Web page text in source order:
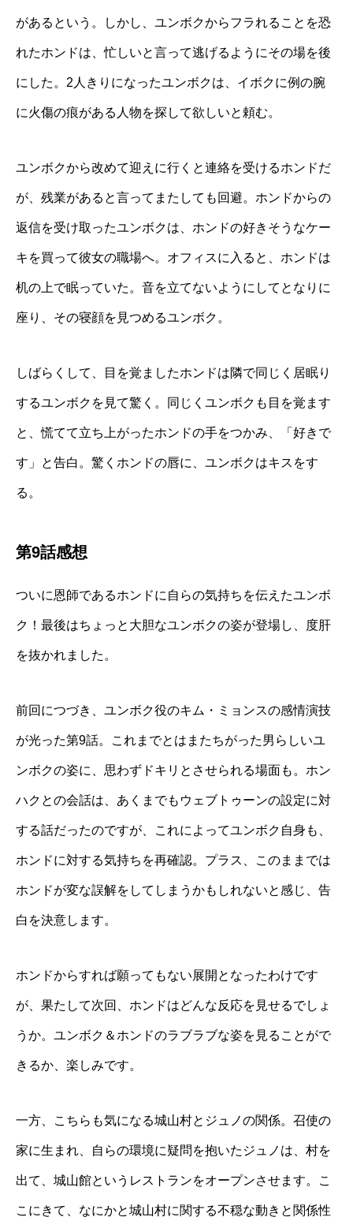
があるという。しかし、ユンボクからフラれることを恐
れたホンドは、忙しいと言って逃げるようにその場を後
にした。2人きりになったユンボクは、イボクに例の腕
に火傷の痕がある人物を探して欲しいと頼む。
ユンボクから改めて迎えに行くと連絡を受けるホンドだ
が、残業があると言ってまたしても回避。ホンドからの
返信を受け取ったユンボクは、ホンドの好きそうなケー
キを買って彼女の職場へ。オフィスに入ると、ホンドは
机の上で眠っていた。音を立てないようにしてとなりに
座り、その寝顔を見つめるユンボク。
しばらくして、目を覚ましたホンドは隣で同じく居眠り
するユンボクを見て驚く。同じくユンボクも目を覚ます
と、慌てて立ち上がったホンドの手をつかみ、「好きで
す」と告白。驚くホンドの唇に、ユンボクはキスをす
る。
第9話感想
ついに恩師であるホンドに自らの気持ちを伝えたユンボ
ク！最後はちょっと大胆なユンボクの姿が登場し、度肝
を抜かれました。
前回につづき、ユンボク役のキム・ミョンスの感情演技
が光った第9話。これまでとはまたちがった男らしいユ
ンボクの姿に、思わずドキリとさせられる場面も。ホン
ハクとの会話は、あくまでもウェブトゥーンの設定に対
する話だったのですが、これによってユンボク自身も、
ホンドに対する気持ちを再確認。プラス、このままでは
ホンドが変な誤解をしてしまうかもしれないと感じ、告
白を決意します。
ホンドからすれば願ってもない展開となったわけです
が、果たして次回、ホンドはどんな反応を見せるでしょ
うか。ユンボク＆ホンドのラブラブな姿を見ることがで
きるか、楽しみです。
一方、こちらも気になる城山村とジュノの関係。召使の
家に生まれ、自らの環境に疑問を抱いたジュノは、村を
出て、城山館というレストランをオープンさせます。こ
こにきて、なにかと城山村に関する不穏な動きと関係性